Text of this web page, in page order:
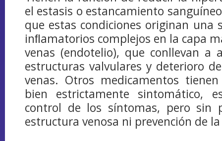
el estasis o estancamiento
que estas condiciones originan una
inﬂamatorios complejos en la capa
venas (endotelio), que conllevan a
estructuras valvulares y deterioro
venas. Otros medicamentos
bien estrictamente sintomático,
control de los síntomas, pero sin
estructura venosa ni prevención de